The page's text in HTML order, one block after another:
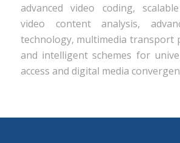
advanced video coding,
video content analysis,
technology, multimedia transport
and intelligent schemes for
access and digital media